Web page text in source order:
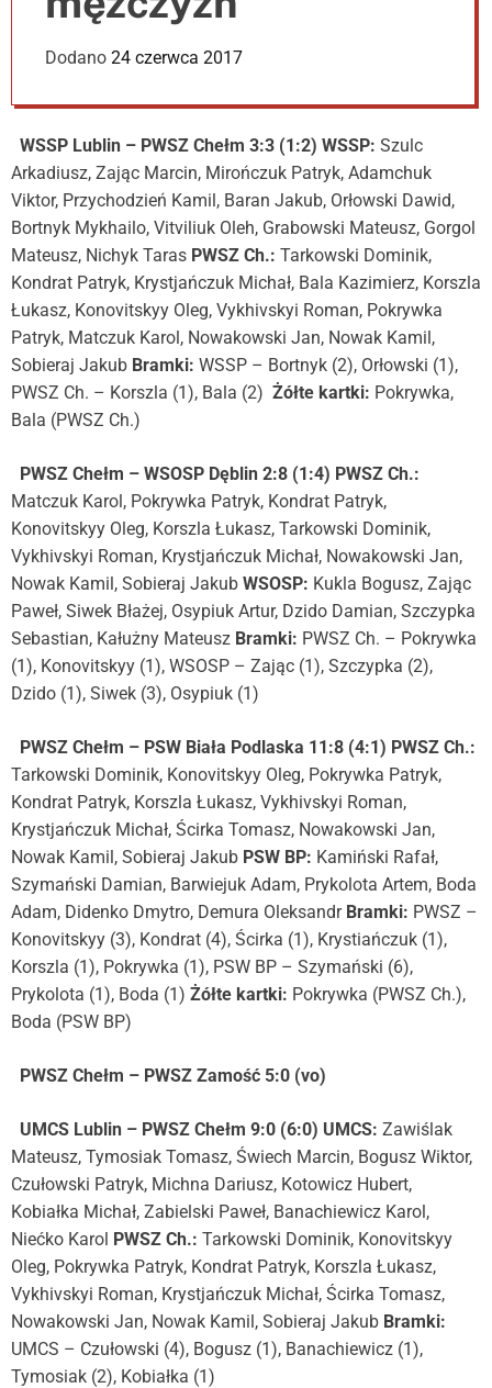
e
Dodano 24 czerwca 2017
WSSP Lublin – PWSZ Chełm 3:3 (1:2) WSSP: Szulc
Arkadiusz, Zając Marcin, Mirończuk Patryk, Adamchuk
Viktor, Przychodzień Kamil, Baran Jakub, Orłowski Dawid,
Bortnyk Mykhailo, Vitviliuk Oleh, Grabowski Mateusz, Gorgol
Mateusz, Nichyk Taras PWSZ Ch.: Tarkowski Dominik,
Kondrat Patryk, Krystjańczuk Michał, Bala Kazimierz, Korszla
Łukasz, Konovitskyy Oleg, Vykhivskyi Roman, Pokrywka
Patryk, Matczuk Karol, Nowakowski Jan, Nowak Kamil,
Sobieraj Jakub Bramki: WSSP – Bortnyk (2), Orłowski (1),
PWSZ Ch. – Korszla (1), Bala (2) Żółte kartki: Pokrywka,
Bala (PWSZ Ch.)
PWSZ Chełm – WSOSP Dęblin 2:8 (1:4) PWSZ Ch.:
Matczuk Karol, Pokrywka Patryk, Kondrat Patryk,
Konovitskyy Oleg, Korszla Łukasz, Tarkowski Dominik,
Vykhivskyi Roman, Krystjańczuk Michał, Nowakowski Jan,
Nowak Kamil, Sobieraj Jakub WSOSP: Kukla Bogusz, Zając
Paweł, Siwek Błażej, Osypiuk Artur, Dzido Damian, Szczypka
Sebastian, Kałużny Mateusz Bramki: PWSZ Ch. – Pokrywka
(1), Konovitskyy (1), WSOSP – Zając (1), Szczypka (2),
Dzido (1), Siwek (3), Osypiuk (1)
PWSZ Chełm – PSW Biała Podlaska 11:8 (4:1) PWSZ Ch.:
Tarkowski Dominik, Konovitskyy Oleg, Pokrywka Patryk,
Kondrat Patryk, Korszla Łukasz, Vykhivskyi Roman,
Krystjańczuk Michał, Ścirka Tomasz, Nowakowski Jan,
Nowak Kamil, Sobieraj Jakub PSW BP: Kamiński Rafał,
Szymański Damian, Barwiejuk Adam, Prykolota Artem, Boda
Adam, Didenko Dmytro, Demura Oleksandr Bramki: PWSZ –
Konovitskyy (3), Kondrat (4), Ścirka (1), Krystiańczuk (1),
Korszla (1), Pokrywka (1), PSW BP – Szymański (6),
Prykolota (1), Boda (1) Żółte kartki: Pokrywka (PWSZ Ch.),
Boda (PSW BP)
PWSZ Chełm – PWSZ Zamość 5:0 (vo)
UMCS Lublin – PWSZ Chełm 9:0 (6:0) UMCS: Zawiślak
Mateusz, Tymosiak Tomasz, Świech Marcin, Bogusz Wiktor,
Czułowski Patryk, Michna Dariusz, Kotowicz Hubert,
Kobiałka Michał, Zabielski Paweł, Banachiewicz Karol,
Niećko Karol PWSZ Ch.: Tarkowski Dominik, Konovitskyy
Oleg, Pokrywka Patryk, Kondrat Patryk, Korszla Łukasz,
Vykhivskyi Roman, Krystjańczuk Michał, Ścirka Tomasz,
Nowakowski Jan, Nowak Kamil, Sobieraj Jakub Bramki:
UMCS – Czułowski (4), Bogusz (1), Banachiewicz (1),
Tymosiak (2), Kobiałka (1)